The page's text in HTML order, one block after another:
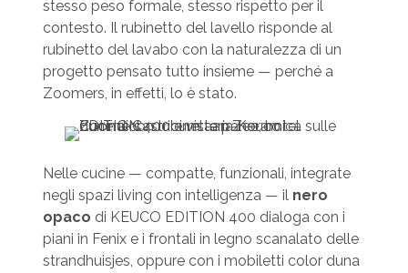
stesso peso formale, stesso rispetto per il
contesto. Il rubinetto del lavello risponde al
rubinetto del lavabo con la naturalezza di un
progetto pensato tutto insieme — perché a
Zoomers, in effetti, lo è stato.
Nelle cucine — compatte, funzionali, integrate
negli spazi living con intelligenza — il nero
opaco di KEUCO EDITION 400 dialoga con i
piani in Fenix e i frontali in legno scanalato delle
strandhuisjes, oppure con i mobiletti color duna